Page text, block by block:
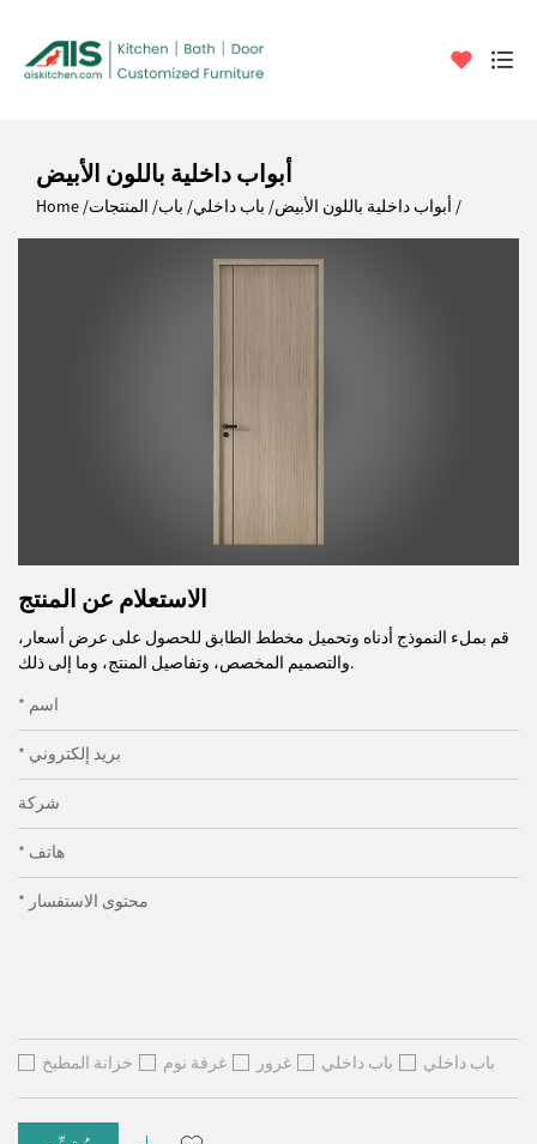
أبواب داخلية باللون الأبيض
Home المنتجات باب باب داخلي أبواب داخلية باللون الأبيض
الاستعلام عن المنتج
قم بملء النموذج أدناه وتحميل مخطط الطابق للحصول على عرض أسعار،
والتصميم المخصص، وتفاصيل المنتج، وما إلى ذلك.
* اسم
* بريد إلكتروني
شركة
* هاتف
* محتوى الاستفسار
خزانة المطبخ غرفة نوم غرور باب داخلي باب داخلي